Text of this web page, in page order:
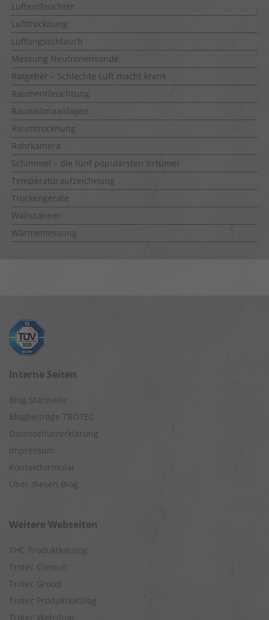
Luftentfeuchter
Lufttrocknung
Lüftungsschlauch
Messung Neutronensonde
Ratgeber – Schlechte Luft macht krank
Raumentfeuchtung
Raumklimaanlagen
Raumtrocknung
Rohrkamera
Schimmel – die fünf populärsten Irrtümer
Temperaturaufzeichnung
Trockengeräte
Wallscanner
Wärmemessung
Interne Seiten
Blog Startseite
Blogbeiträge TROTEC
Datenschutzerklärung
Impressum
Kontaktformular
Über diesen Blog
Weitere Webseiten
THC Produktkatalog
Trotec Consult
Trotec Group
Trotec Produktkatalog
Trotec Webshop